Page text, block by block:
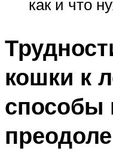
как и что
кошки к
способы